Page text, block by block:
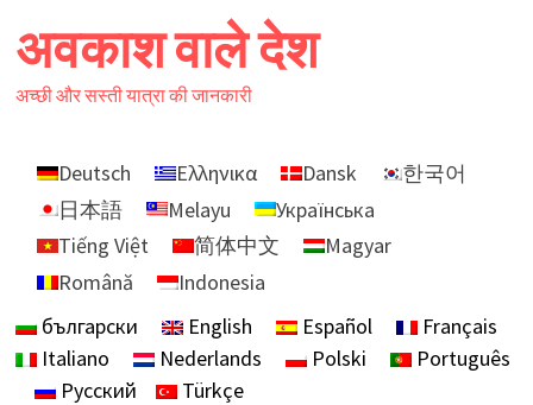
to
content
अवकाश वाले देश
अच्छी और सस्ती यात्रा की जानकारी
Deutsch Ελληνικα Dansk
한국어
日本語
Melayu
Українська
Tiếng Việt
简体中文
Magyar
Română
Indonesia
български
English Español
Français
Italiano
Nederlands Polski
Português
Русский
Türkçe